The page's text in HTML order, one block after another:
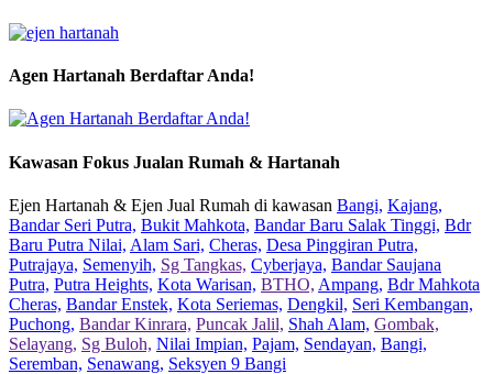
Agen Hartanah Berdaftar Anda!
Kawasan Fokus Jualan Rumah & Hartanah
Ejen Hartanah & Ejen Jual Rumah di kawasan Bangi, Kajang,
Bandar Seri Putra, Bukit Mahkota, Bandar Baru Salak Tinggi, Bdr
Baru Putra Nilai, Alam Sari, Cheras, Desa Pinggiran Putra,
Putrajaya, Semenyih, Sg Tangkas, Cyberjaya, Bandar Saujana
Putra, Putra Heights, Kota Warisan, BTHO, Ampang, Bdr Mahkota
Cheras, Bandar Enstek, Kota Seriemas, Dengkil, Seri Kembangan,
Puchong, Bandar Kinrara, Puncak Jalil, Shah Alam, Gombak,
Selayang, Sg Buloh, Nilai Impian, Pajam, Sendayan, Bangi,
Seremban, Senawang, Seksyen 9 Bangi